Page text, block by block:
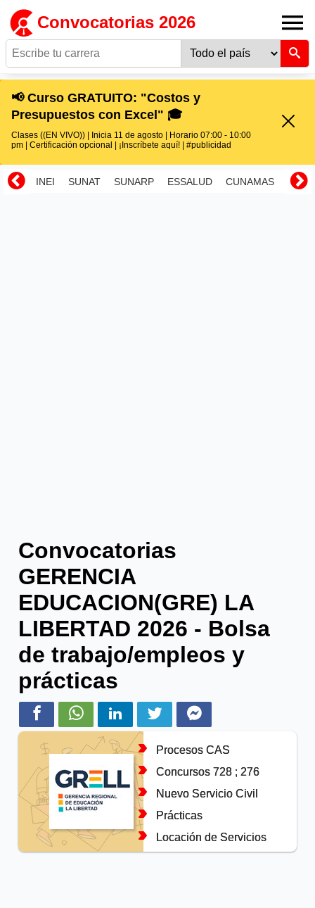
Convocatorias 2026
📢 Curso GRATUITO: "Costos y
Presupuestos con Excel" 🎓
Clases ((EN VIVO)) | Inicia 11 de agosto | Horario 07:00 - 10:00
pm | Certificación opcional | ¡Inscríbete aquí! | #publicidad
INEI SUNAT SUNARP ESSALUD CUNAMAS
Convocatorias
GERENCIA
EDUCACION(GRE) LA
LIBERTAD 2026 - Bolsa
de trabajo/empleos y
prácticas
Procesos CAS
Concursos 728 ; 276
Nuevo Servicio Civil
Prácticas
Locación de Servicios